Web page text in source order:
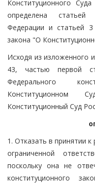
Конституционного
определена статьей
Федерации и статьей 3
закона "О
Исходя из изложенного
43, частью первой
Федерального
Конституционном
Конституционный Суд
1. Отказать в принятии
ограниченной
поскольку она не
конституционного